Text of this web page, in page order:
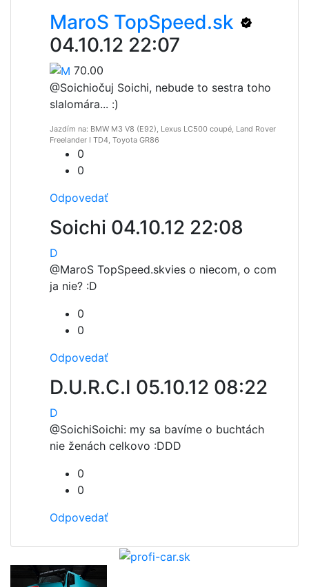
MaroS TopSpeed.sk
04.10.12 22:07
70.00
@Soichiočuj Soichi, nebude to sestra toho
slalomára... :)
Jazdím na: BMW M3 V8 (E92), Lexus LC500 coupé, Land Rover
Freelander I TD4, Toyota GR86
0
0
Odpovedať
Soichi 04.10.12 22:08
D
@MaroS TopSpeed.skvies o niecom, o com
ja nie? :D
0
0
Odpovedať
D.U.R.C.I 05.10.12 08:22
D
@SoichiSoichi: my sa bavíme o buchtách
nie ženách celkovo :DDD
0
0
Odpovedať